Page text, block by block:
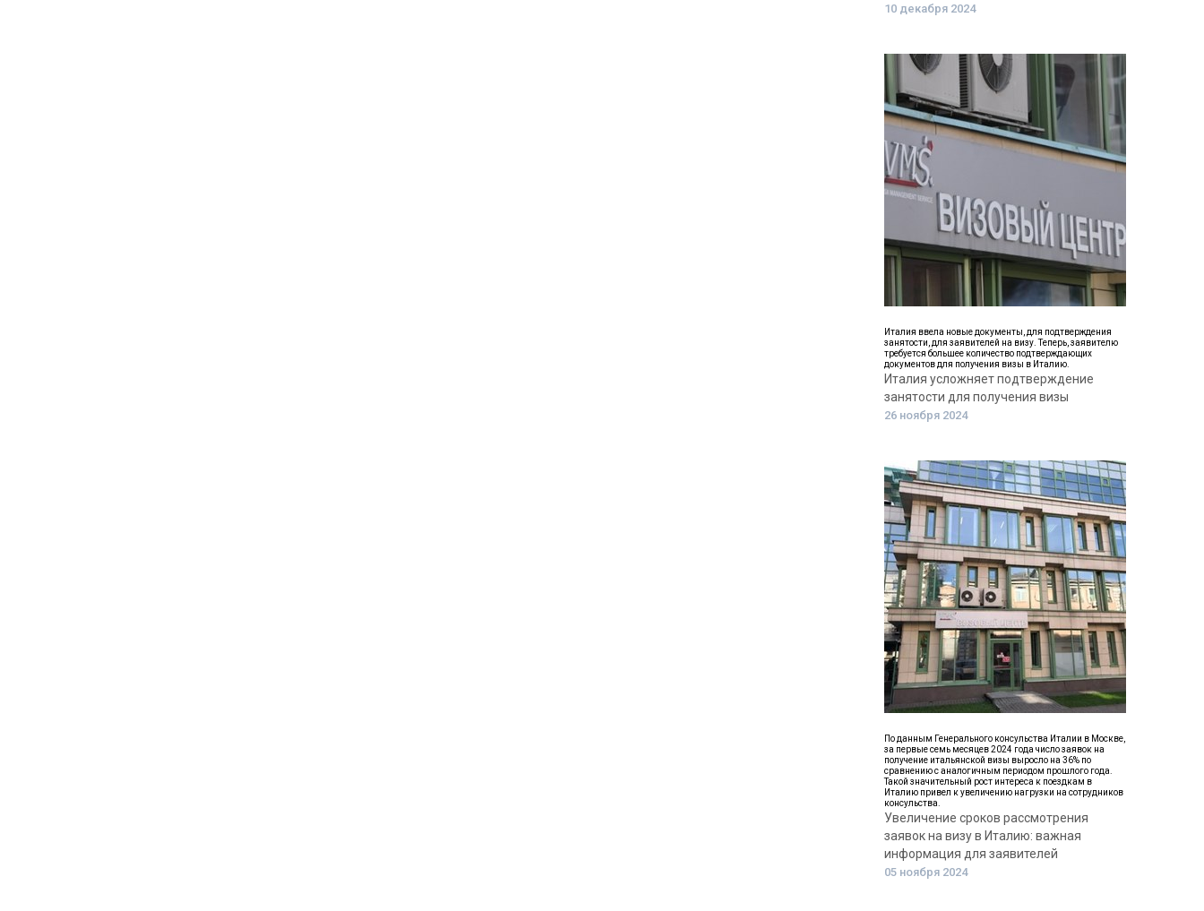
10 декабря 2024
Италия ввела новые документы, для подтверждения
занятости, для заявителей на визу. Теперь, заявителю
требуется большее количество подтверждающих
документов для получения визы в Италию.
Италия усложняет подтверждение
занятости для получения визы
26 ноября 2024
По данным Генерального консульства Италии в Москве,
за первые семь месяцев 2024 года число заявок на
получение итальянской визы выросло на 36% по
сравнению с аналогичным периодом прошлого года.
Такой значительный рост интереса к поездкам в
Италию привел к увеличению нагрузки на сотрудников
консульства.
Увеличение сроков рассмотрения
заявок на визу в Италию: важная
информация для заявителей
05 ноября 2024